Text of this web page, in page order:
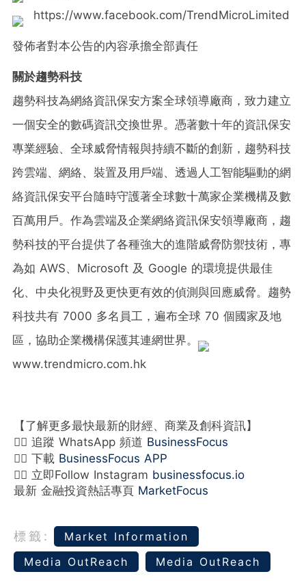
https://www.facebook.com/TrendMicroLimited
發佈者對本公告的內容承擔全部責任
關於趨勢科技
趨勢科技為網絡資訊保安方案全球領導廠商，致力建立
一個安全的數碼資訊交換世界。憑著數十年的資訊保安
專業經驗、全球威脅情報與持續不斷的創新，趨勢科技
跨雲端、網絡、裝置及用戶端、透過人工智能驅動的網
絡資訊保安平台隨時守護著全球數十萬家企業機構及數
百萬用戶。作為雲端及企業網絡資訊保安領導廠商，趨
勢科技的平台提供了各種強大的進階威脅防禦技術，專
為如 AWS、Microsoft 及 Google 的環境提供最佳
化、中央化視野及更快更有效的偵測與回應威脅。趨勢
科技共有 7000 多名員工，遍布全球 70 個國家及地
區，協助企業機構保護其連網世界。
www.trendmicro.com.hk
【了解更多最快最新的財經、商業及創科資訊】
👉🏻 追蹤 WhatsApp 頻道 BusinessFocus
👉🏻 下載 BusinessFocus APP
👉🏻 立即Follow Instagram businessfocus.io
最新 金融投資熱話專頁 MarketFocus
標籤:
Market Information
Media OutReach
Media OutReach